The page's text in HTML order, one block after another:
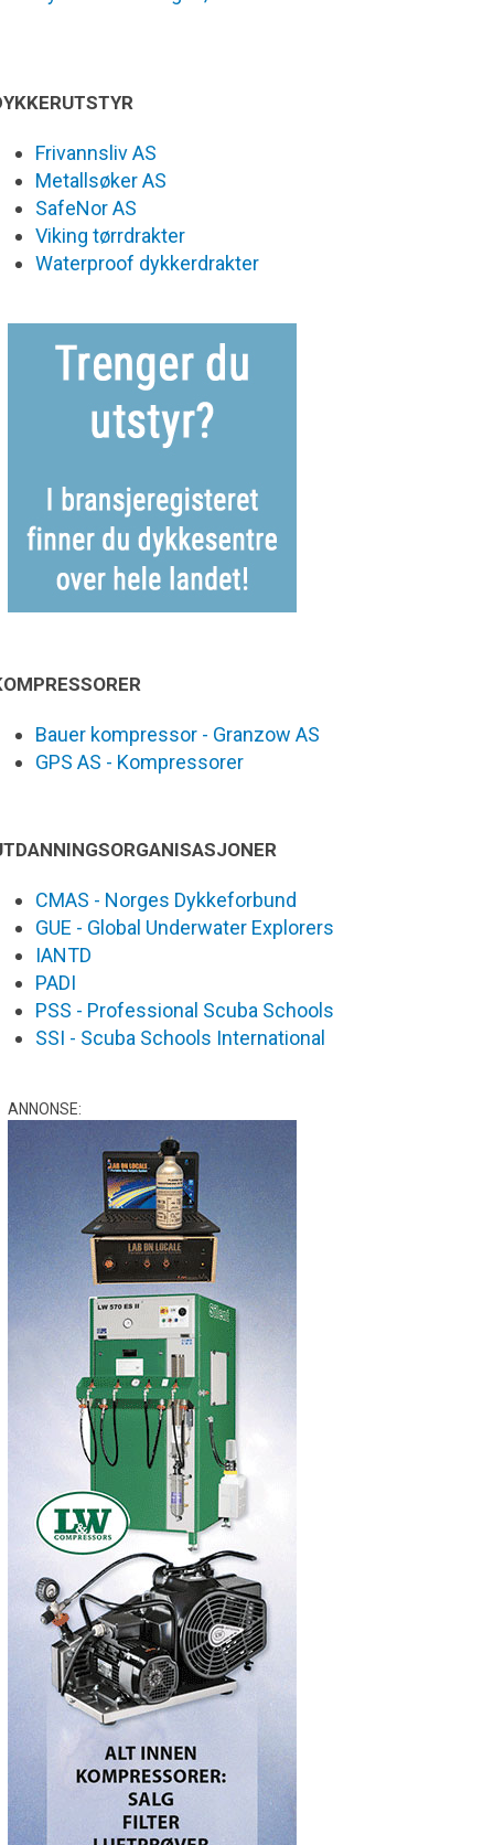
Frivannsliv AS
Metallsøker AS
SafeNor AS
Viking tørrdrakter
Waterproof dykkerdrakter
Bauer kompressor - Granzow AS
GPS AS - Kompressorer
CMAS - Norges Dykkeforbund
GUE - Global Underwater Explorers
IANTD
PADI
PSS - Professional Scuba Schools
SSI - Scuba Schools International
ANNONSE: